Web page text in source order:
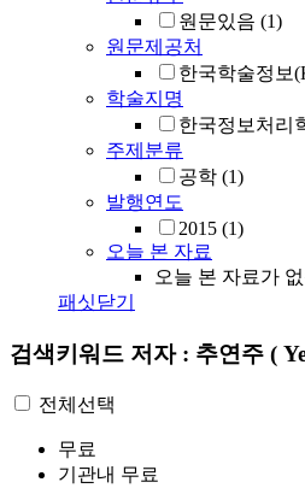
원문있음 (1)
원문제공처
한국학술정보
학술지명
한국정보처리
주제분류
공학 (1)
발행연도
2015 (1)
오늘 본 자료
오늘 본 자료가
패싯닫기
검색키워드 저자 : 추연주 (
전체선택
무료
기관내 무료